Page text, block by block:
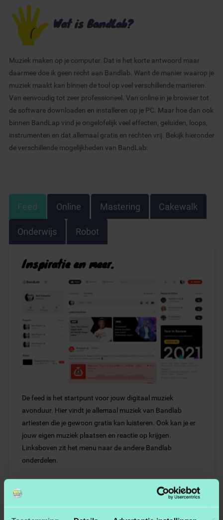
Wat is BandLab?
Muziek maken op je computer. Dat is het korte antwoord maar
daarmee doe ik geen recht aan Bandlab. Want de manier waarop je
muziek maakt kan binnen de tool op veel verschillende manieren.
Van eenvoudig tot zeer professioneel. Van online in je browser tot
de software downloaden en installeren op je PC. Maar hoe dan ook
binnen BandLap vind je ongelofelijk veel effecten, geluiden, loops,
instrumenten en dat allemaal gratis en rechten vrij. Bekijk hieronder
de verschillende mogelijkheden van BandLab:
Feed Online Mastering Cakewalk
Onderwijs Robot
Inspiratie en meer.
De feed is het startpunt voor jouw digitaal muziek
avonduur. Hier vindt je allemaal muziek van Bandlab
artiesten die je gewoon gratis kan luisteren. Ook kan je er
jouw eigen muziek plaatsen en reactie op krijgen.
Linksboven zit het menu naar de andere Bandlab
onderdelen.